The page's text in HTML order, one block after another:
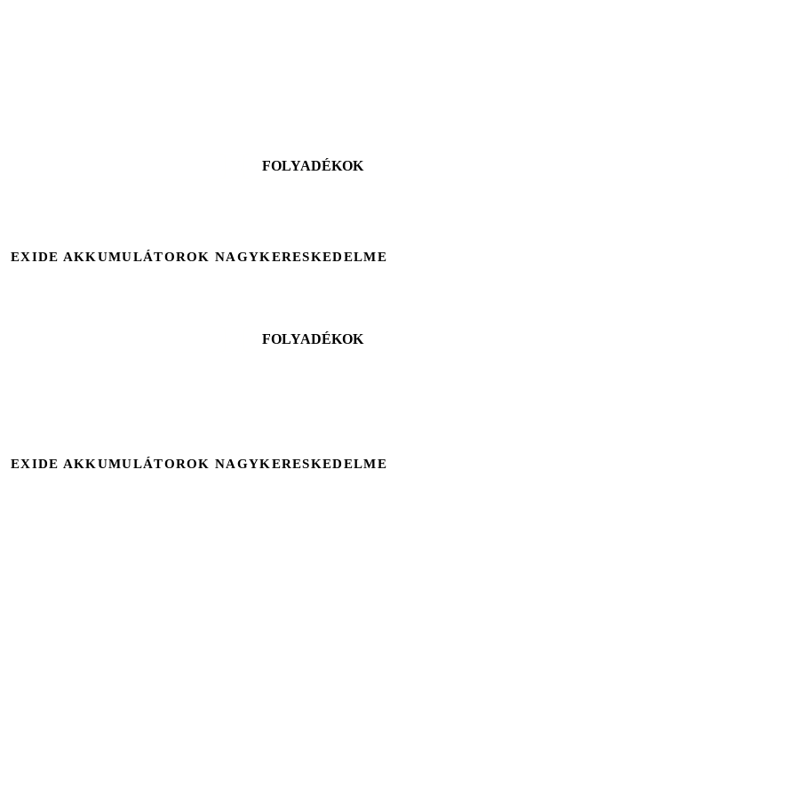
FOLYADÉKOK
EXIDE AKKUMULÁTOROK NAGYKERESKEDELME
FOLYADÉKOK
EXIDE AKKUMULÁTOROK NAGYKERESKEDELME